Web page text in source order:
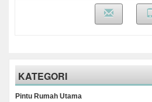
KATEGORI
Pintu Rumah Utama